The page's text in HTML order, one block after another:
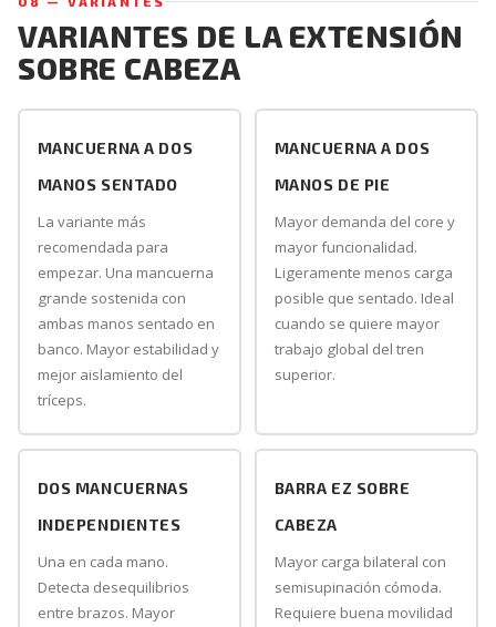
VARIANTES DE LA EXTENSIÓN
SOBRE CABEZA
MANCUERNA A DOS
MANOS SENTADO
La variante más
recomendada para
empezar. Una mancuerna
grande sostenida con
ambas manos sentado en
banco. Mayor estabilidad y
mejor aislamiento del
tríceps.
MANCUERNA A DOS
MANOS DE PIE
Mayor demanda del core y
mayor funcionalidad.
Ligeramente menos carga
posible que sentado. Ideal
cuando se quiere mayor
trabajo global del tren
superior.
DOS MANCUERNAS
INDEPENDIENTES
Una en cada mano.
Detecta desequilibrios
entre brazos. Mayor
BARRA EZ SOBRE
CABEZA
Mayor carga bilateral con
semisupinación cómoda.
Requiere buena movilidad